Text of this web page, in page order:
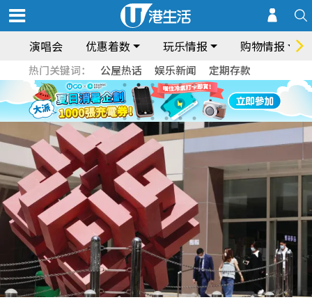
演唱会 优惠着数 玩乐情报 购物情报
热门关键词： 公屋热话 娱乐新闻 定期存款